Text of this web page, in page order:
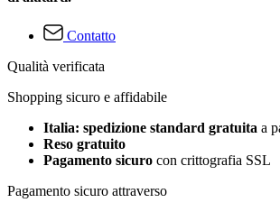
Contatto
Qualità verificata
Shopping sicuro e affidabile
Italia: spedizione standard gratuita a
Reso gratuito
Pagamento sicuro con crittografia SSL
Pagamento sicuro attraverso